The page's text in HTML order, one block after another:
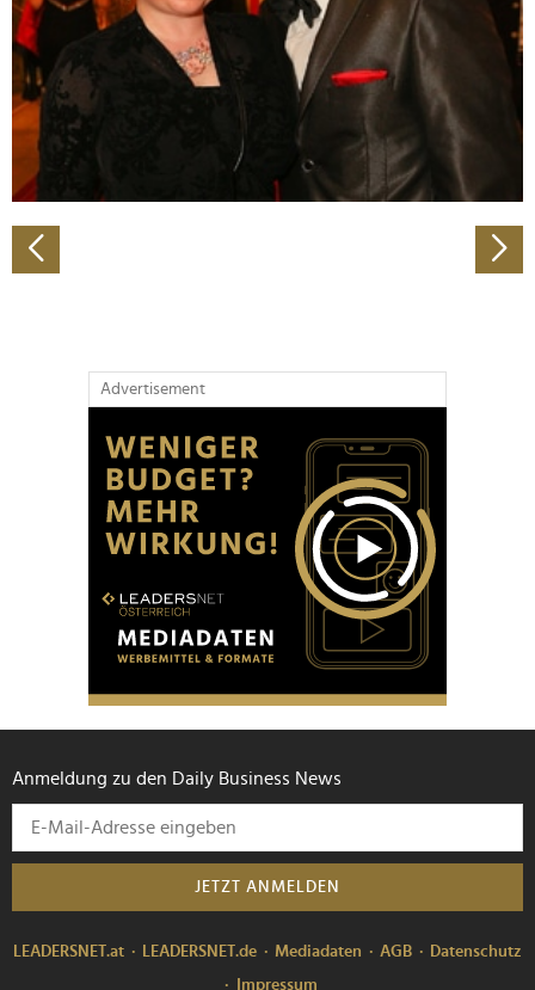
personalisieren, Funktionen für soziale Medien anbieten
zu können und die Zugriffe auf unsere Website zu
analysieren. Außerdem geben wir Informationen zu Ihrer
Verwendung unserer Website an unsere Partner für
soziale Medien, Werbung und Analysen weiter. Unsere
Partner führen diese Informationen möglicherweise mit
weiteren Daten zusammen, die Sie ihnen bereitgestellt
gesammelt haben.
Advertisement
Anmeldung zu den Daily Business News
JETZT ANMELDEN
LEADERSNET.at LEADERSNET.de Mediadaten AGB
Datenschutz
Impressum